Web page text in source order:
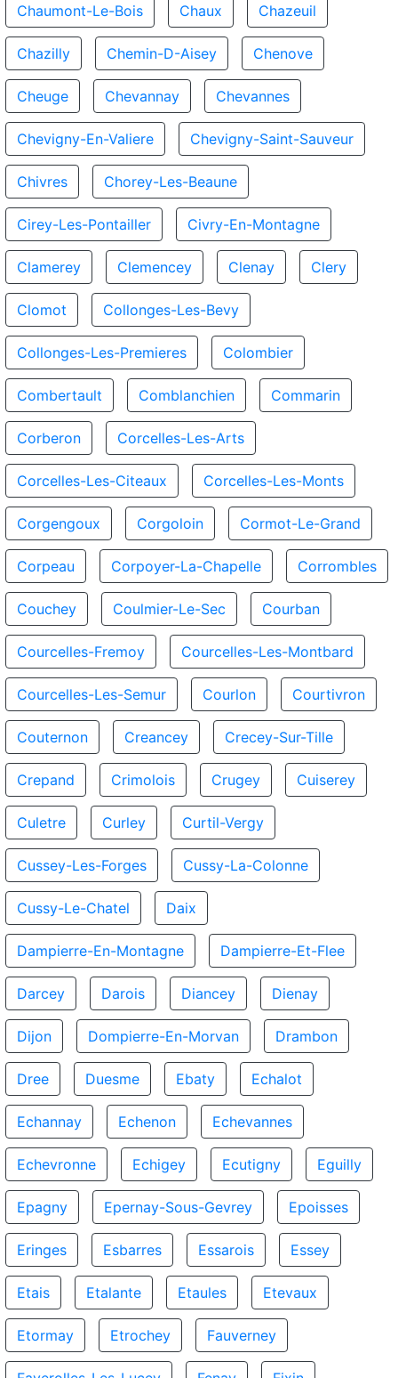
Chaumont-Le-Bois Chaux Chazeuil
Chazilly Chemin-D-Aisey Chenove
Cheuge Chevannay Chevannes
Chevigny-En-Valiere Chevigny-Saint-Sauveur
Chivres Chorey-Les-Beaune
Cirey-Les-Pontailler Civry-En-Montagne
Clamerey Clemencey Clenay Clery
Clomot Collonges-Les-Bevy
Collonges-Les-Premieres Colombier
Combertault Comblanchien Commarin
Corberon Corcelles-Les-Arts
Corcelles-Les-Citeaux Corcelles-Les-Monts
Corgengoux Corgoloin Cormot-Le-Grand
Corpeau Corpoyer-La-Chapelle Corrombles
Couchey Coulmier-Le-Sec Courban
Courcelles-Fremoy Courcelles-Les-Montbard
Courcelles-Les-Semur Courlon Courtivron
Couternon Creancey Crecey-Sur-Tille
Crepand Crimolois Crugey Cuiserey
Culetre Curley Curtil-Vergy
Cussey-Les-Forges Cussy-La-Colonne
Cussy-Le-Chatel Daix
Dampierre-En-Montagne Dampierre-Et-Flee
Darcey Darois Diancey Dienay
Dijon Dompierre-En-Morvan Drambon
Dree Duesme Ebaty Echalot
Echannay Echenon Echevannes
Echevronne Echigey Ecutigny Eguilly
Epagny Epernay-Sous-Gevrey Epoisses
Eringes Esbarres Essarois Essey
Etais Etalante Etaules Etevaux
Etormay Etrochey Fauverney